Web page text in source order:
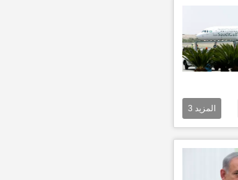
المزيد 3